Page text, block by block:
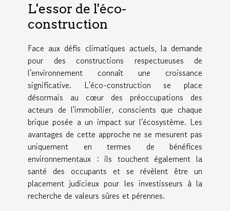
L'essor de l'éco-
construction
Face aux défis climatiques actuels, la demande
pour des constructions respectueuses de
l'environnement connaît une croissance
significative. L'éco-construction se place
désormais au cœur des préoccupations des
acteurs de l'immobilier, conscients que chaque
brique posée a un impact sur l'écosystème. Les
avantages de cette approche ne se mesurent pas
uniquement en termes de bénéfices
environnementaux : ils touchent également la
santé des occupants et se révèlent être un
placement judicieux pour les investisseurs à la
recherche de valeurs sûres et pérennes.